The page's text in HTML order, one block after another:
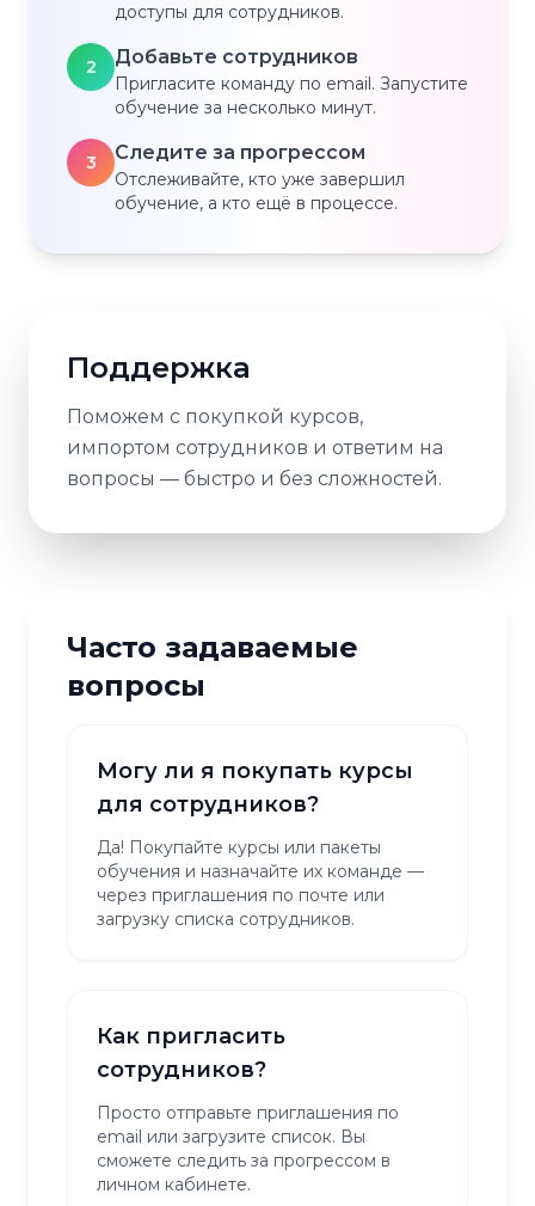
доступы для сотрудников.
2 Добавьте сотрудников
Пригласите команду по email. Запустите
обучение за несколько минут.
3 Следите за прогрессом
Отслеживайте, кто уже завершил
обучение, а кто ещё в процессе.
Поддержка
Поможем с покупкой курсов,
импортом сотрудников и ответим на
вопросы — быстро и без сложностей.
Часто задаваемые
вопросы
Могу ли я покупать курсы
для сотрудников?
Да! Покупайте курсы или пакеты
обучения и назначайте их команде —
через приглашения по почте или
загрузку списка сотрудников.
Как пригласить
сотрудников?
Просто отправьте приглашения по
email или загрузите список. Вы
сможете следить за прогрессом в
личном кабинете.